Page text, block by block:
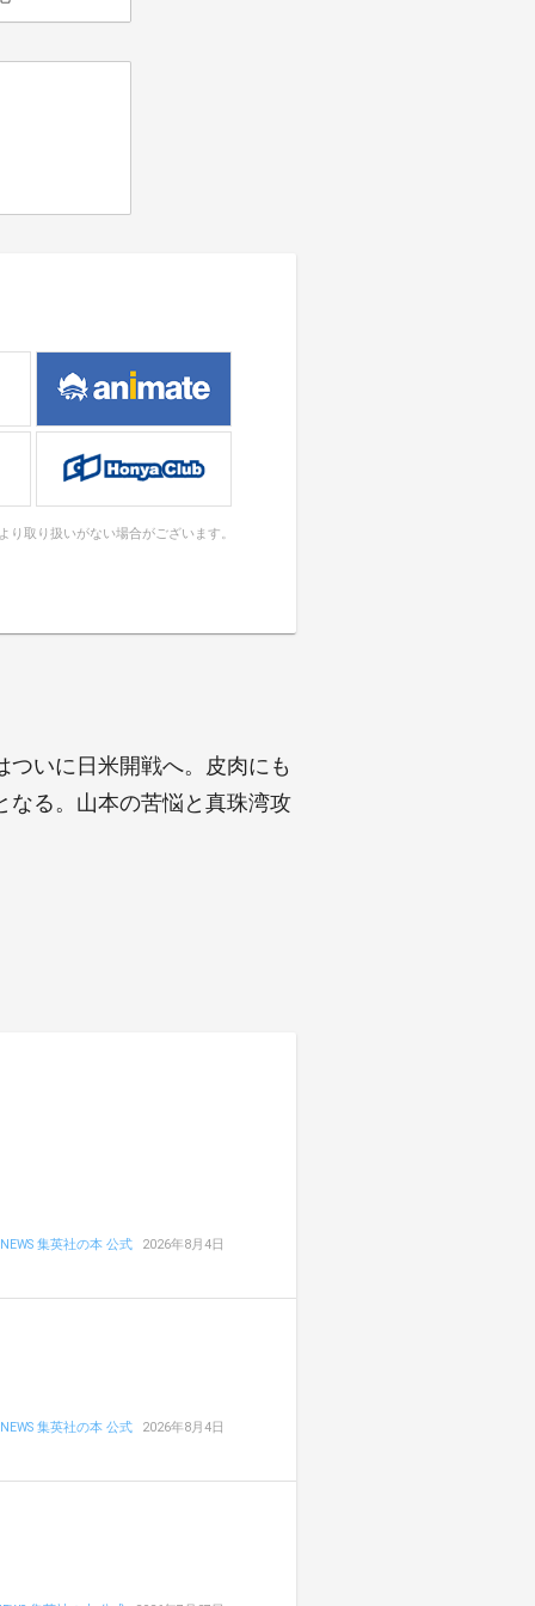
り取り扱いがない場合がございます。
いに日米開戦へ。皮肉にも
なる。山本の苦悩と真珠湾攻
NEWS 集英社の本 公式 2026年8月4日
NEWS 集英社の本 公式 2026年8月4日